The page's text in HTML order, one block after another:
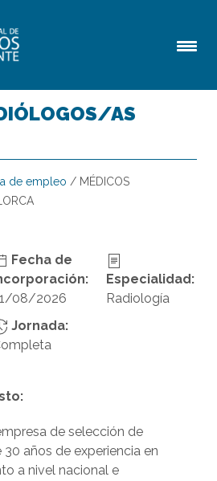
AS
de empleo / MÉDICOS
Fecha de
08/2026
Especialidad:
Radiología
Jornada:
de selección de
años de experiencia en
a nivel nacional e